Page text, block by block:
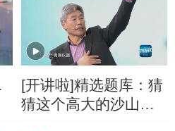
[开讲啦]精选题库：猜
猜这个高大的沙山坡